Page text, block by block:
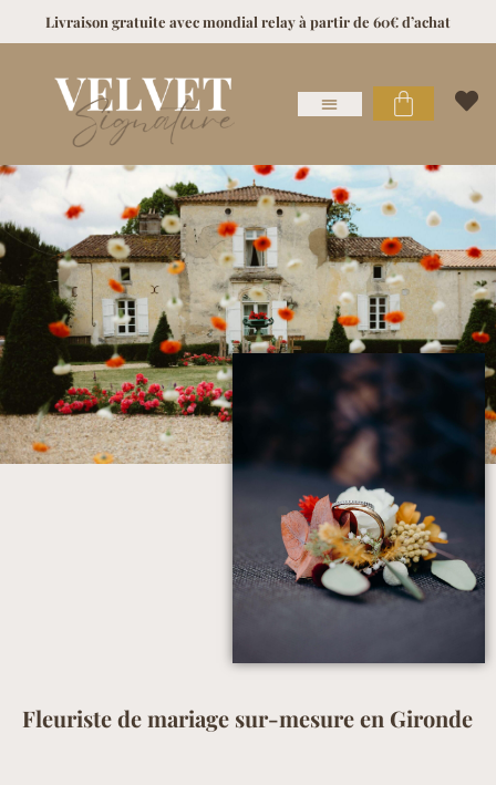
Livraison gratuite avec mondial relay à partir de 60€ d’achat
Fleuriste de mariage sur-mesure en Gironde